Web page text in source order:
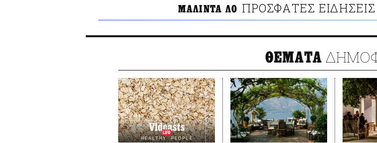
ΜΑΛΙΝΤΑ ΛΟ ΠΡΟΣΦΑΤΕΣ ΕΙΔΗΣΕΙΣ
ΘΕΜΑΤΑ